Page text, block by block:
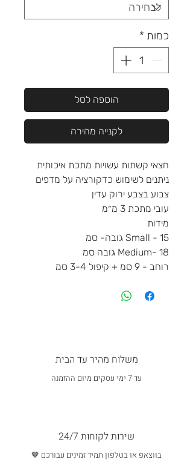
כמות *
הוספה לסל
לקנייה מהירה
חצאי קשתות עשויות מתכת איכותית
ניתנים לשימוש כדקורציה על מדפים
צבוע בצבע ירוק עדין
עובי מתכת 3 מ״מ
מידות
Small - 15 גובה- סמ
Medium- 18 גובה סמ
רוחב - 9 סמ + קיפול 3-4 סמ
משלוח מהיר עד הבית
עד 7 ימי עסקים מיום ההזמנה
שירות לקוחות 24/7
בווצאפ או בטלפון תמיד זמינים עבורכם 🤎